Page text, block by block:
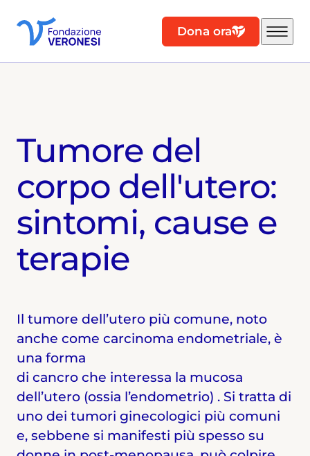
Dona ora
Tumore del
corpo dell'utero:
sintomi, cause e
terapie
Il tumore dell’utero più comune, noto
anche come carcinoma endometriale, è
una forma
di cancro che interessa la mucosa
dell’utero (ossia l’endometrio) . Si tratta di
uno dei tumori ginecologici più comuni
e, sebbene si manifesti più spesso su